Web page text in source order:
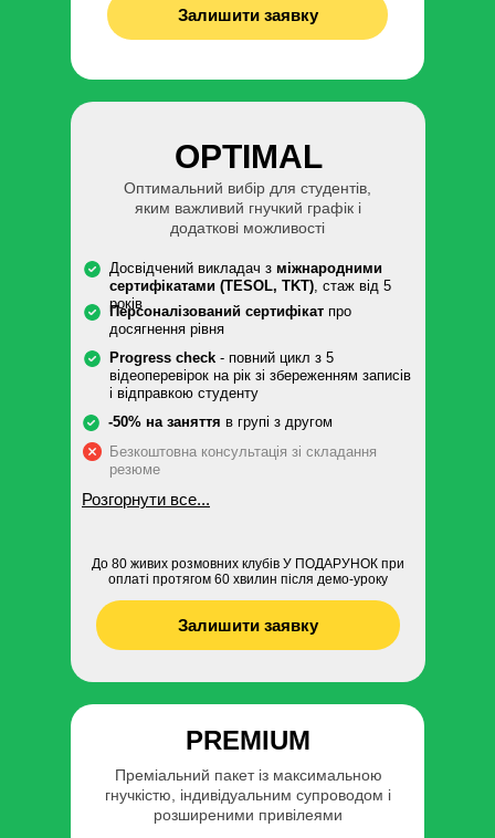
OPTIMAL
PREMIUM
Досвідчений викладач з міжнародними
сертифікатами (TESOL, TKT) , стаж від 5
років
Персоналізований сертифікат про
досягнення рівня
Оптимальний вибір для студентів,
яким важливий гнучкий графік і
додаткові можливості
Преміальний пакет із максимальною
гнучкістю, індивідуальним супроводом і
розширеними привілеями
Безкоштовна консультація зі складання
резюме
Progress check - повний цикл з 5
відеоперевірок на рік зі збереженням записів
і відправкою студенту
-50% на заняття в групі з другом
До 80 живих розмовних клубів У ПОДАРУНОК при
оплаті протягом 60 хвилин після демо-уроку
Залишити заявку
Залишити заявку
Розгорнути все...